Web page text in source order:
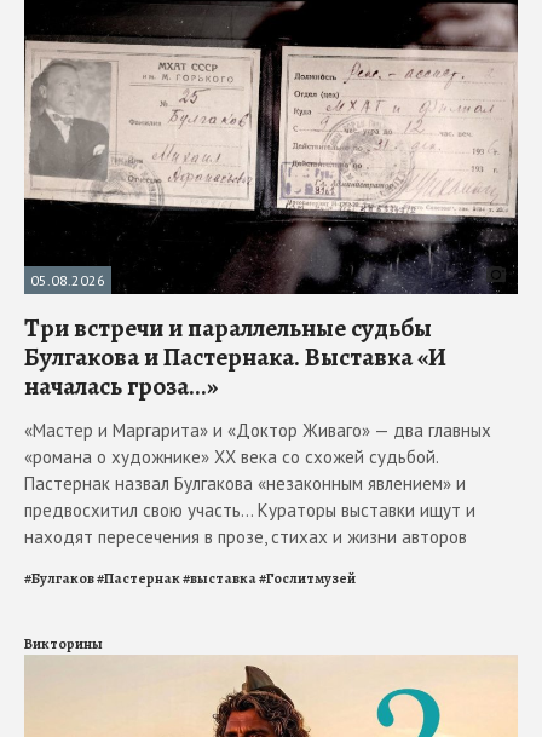
05.08.2026
Три встречи и параллельные судьбы
Булгакова и Пастернака. Выставка «И
началась гроза...»
«Мастер и Маргарита» и «Доктор Живаго» — два главных
«романа о художнике» ХХ века со схожей судьбой.
Пастернак назвал Булгакова «незаконным явлением» и
предвосхитил свою участь... Кураторы выставки ищут и
находят пересечения в прозе, стихах и жизни авторов
#Булгаков#Пастернак#выставка#Гослитмузей
Викторины